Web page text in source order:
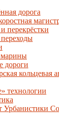
дорога
перекрёстки
дороги
кольцевая
технологии
Урбанистики